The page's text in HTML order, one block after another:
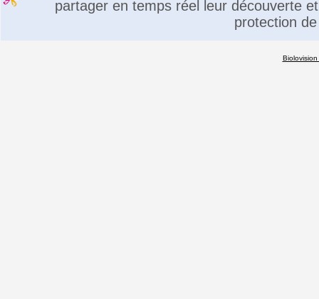
partager en temps réel leur découverte
protection
Biolovision